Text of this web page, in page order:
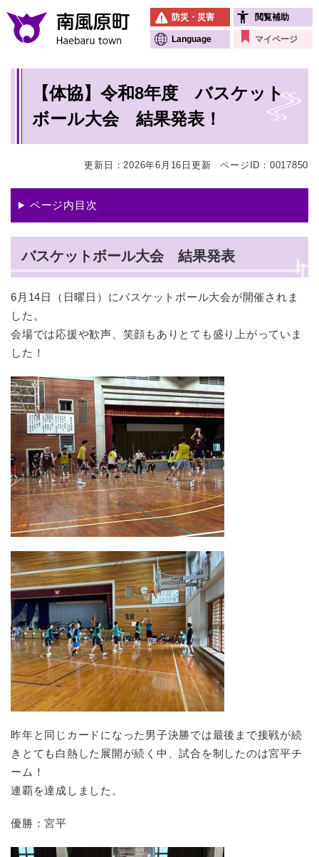
メニューを飛ばして本文へ
防災・災害 閲覧補助
Language マイページ
【体協】令和8年度 バスケット
ボール大会 結果発表！
更新日：2026年6月16日更新 ページID：0017850
ページ内目次
バスケットボール大会 結果発表
6月14日（日曜日）にバスケットボール大会が開催されま
した。
会場では応援や歓声、笑顔もありとても盛り上がっていま
した！
昨年と同じカードになった男子決勝では最後まで接戦が続
きとても白熱した展開が続く中、試合を制したのは宮平チ
ーム！
連覇を達成しました。
優勝：宮平